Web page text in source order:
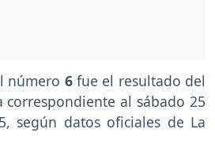
número 6fue el resultado del
correspondiente al sábado 25
según datos oficiales de La